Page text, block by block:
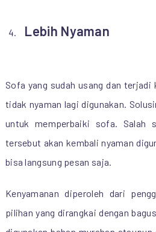
Lebih Nyaman
Sofa yang sudah usang dan
tidak nyaman lagi digunakan.
untuk memperbaiki sofa. Salah
tersebut akan kembali nyaman
bisa langsung pesan saja.
Kenyamanan diperoleh dari
pilihan yang dirangkai dengan